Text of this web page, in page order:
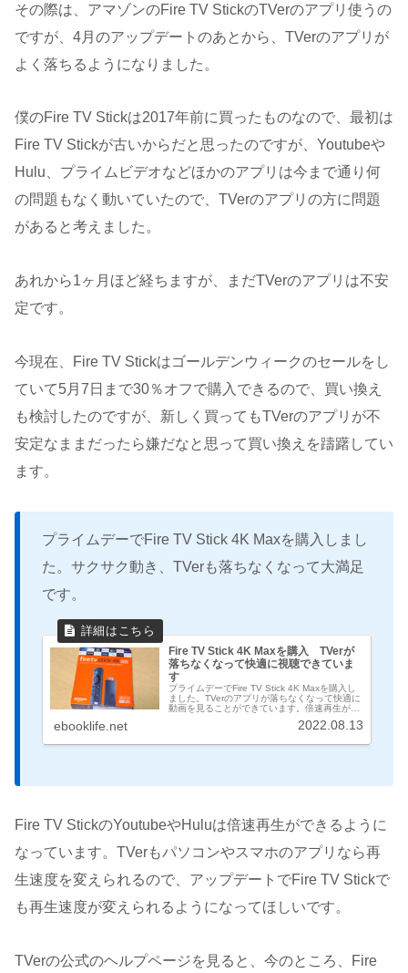
その際は、アマゾンのFire TV StickのTVerのアプリ使うの
ですが、4月のアップデートのあとから、TVerのアプリが
よく落ちるようになりました。
僕のFire TV Stickは2017年前に買ったものなので、最初は
Fire TV Stickが古いからだと思ったのですが、Youtubeや
Hulu、プライムビデオなどほかのアプリは今まで通り何
の問題もなく動いていたので、TVerのアプリの方に問題
があると考えました。
あれから1ヶ月ほど経ちますが、まだTVerのアプリは不安
定です。
今現在、Fire TV Stickはゴールデンウィークのセールをし
ていて5月7日まで30％オフで購入できるので、買い換え
も検討したのですが、新しく買ってもTVerのアプリが不
安定なままだったら嫌だなと思って買い換えを躊躇してい
ます。
プライムデーでFire TV Stick 4K Maxを購入しまし
た。サクサク動き、TVerも落ちなくなって大満足
です。
Fire TV Stick 4K Maxを購入 TVerが
落ちなくなって快適に視聴できていま
す
プライムデーでFire TV Stick 4K Maxを購入し
ました。TVerのアプリが落ちなくなって快適に
動画を見ることができています。倍速再生がで
ebooklife.net 2022.08.13
Fire TV StickのYoutubeやHuluは倍速再生ができるように
なっています。TVerもパソコンやスマホのアプリなら再
生速度を変えられるので、アップデートでFire TV Stickで
も再生速度が変えられるようになってほしいです。
TVerの公式のヘルプページを見ると、今のところ、Fire